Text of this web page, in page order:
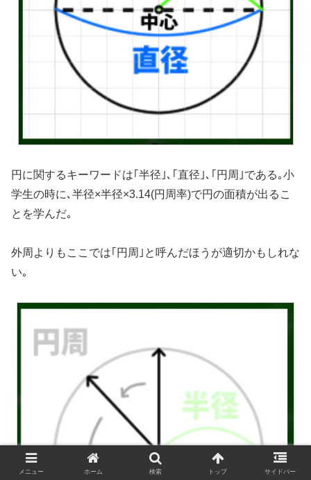
円に関するキーワードは｢半径｣､｢直径｣､｢円周｣である｡小
学生の時に､半径×半径×3.14(円周率)で円の面積が出るこ
とを学んだ｡
外周よりもここでは｢円周｣と呼んだほうが適切かもしれな
い｡
メニュー ホーム 検索 トップ サイドバー